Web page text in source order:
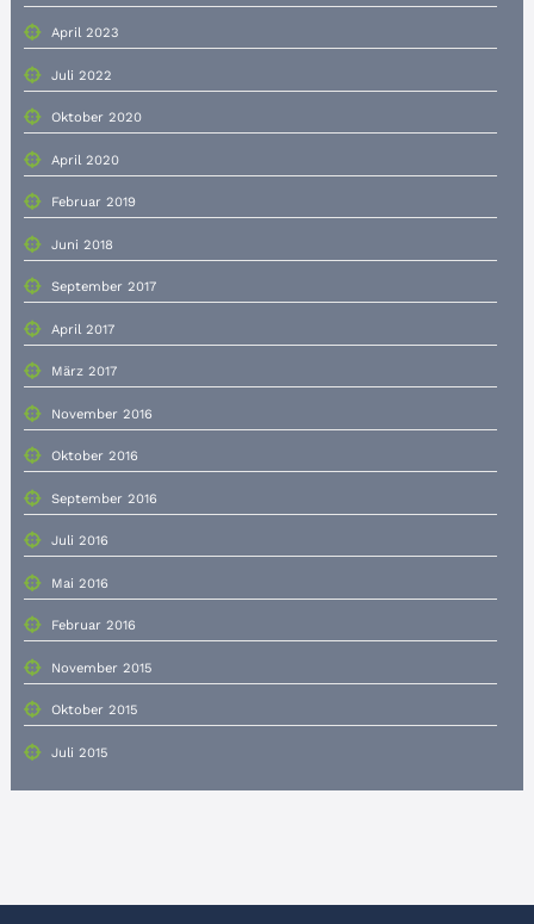
April 2023
Juli 2022
Oktober 2020
April 2020
Februar 2019
Juni 2018
September 2017
April 2017
März 2017
November 2016
Oktober 2016
September 2016
Juli 2016
Mai 2016
Februar 2016
November 2015
Oktober 2015
Juli 2015